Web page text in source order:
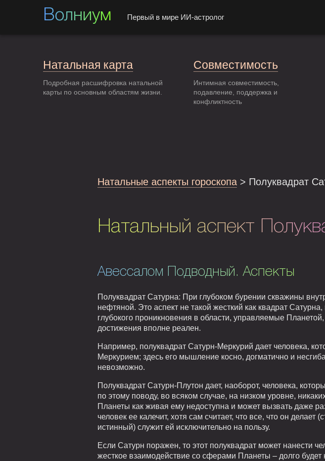
Волниум Первый в мире ИИ-астролог
Натальная карта
Подробная расшифровка натальной
карты по основным областям жизни.
Совместимость
Интимная совместимость,
подавление, поддержка и
конфликтность
Натальные аспекты гороскопа > Полуквадрат
Натальный аспект
Авессалом Подводный. Аспекты
Полуквадрат Сатурна: При глубоком бурении скважины
нефтяной. Это аспект не такой жесткий как квадрат
глубокого проникновения в области, управляемые
достижения вполне реален.
Например, полуквадрат Сатурн-Меркурий дает человека,
Меркурием; здесь его мышление косно, догматично и
невозможно.
Полуквадрат Сатурн-Плутон дает, наоборот, человека,
по этому поводу, во всяком случае, на низком уровне,
Планеты как живая ему недоступна и может вызвать даже
человек ее калечит, хотя сам считает, что все, что он делает
истинный) служит ей исключительно на пользу.
Если Сатурн поражен, то этот полуквадрат может нанести
жесткое взаимодействие со сферами Планеты – долго будет